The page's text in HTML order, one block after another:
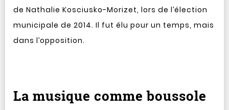
de Nathalie Kosciusko-Morizet, lors de l’élection
municipale de 2014. Il fut élu pour un temps, mais
dans l’opposition.
La musique comme boussole